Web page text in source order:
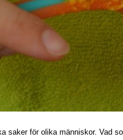
saker för olika människor. Vad